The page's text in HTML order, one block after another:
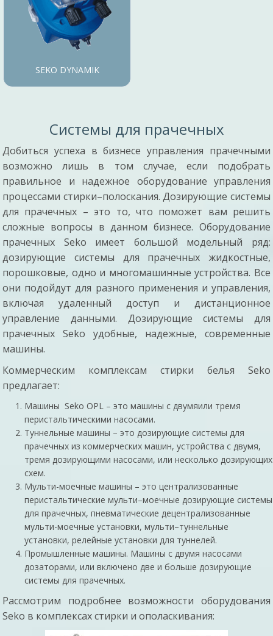
SEKO DYNAMIK
Системы для прачечных
Добиться успеха в бизнесе управления прачечными
возможно лишь в том случае, если подобрать
правильное и надежное оборудование управления
процессами стирки–полоскания. Дозирующие системы
для прачечных – это то, что поможет вам решить
сложные вопросы в данном бизнесе. Оборудование
прачечных Seko имеет большой модельный ряд:
дозирующие системы для прачечных жидкостные,
порошковые, одно и многомашинные устройства. Все
они подойдут для разного применения и управления,
включая удаленный доступ и дистанционное
управление данными. Дозирующие системы для
прачечных Seko удобные, надежные, современные
машины.
Коммерческим комплексам стирки белья Seko
предлагает:
Машины Seko OPL – это машины с двумяили тремя
перистальтическими насосами.
Туннельные машины – это дозирующие системы для
прачечных из коммерческих машин, устройства с двумя,
тремя дозирующими насосами, или несколько дозирующих
схем.
Мульти-моечные машины – это централизованные
перистальтические мульти–моечные дозирующие системы
для прачечных, пневматические децентрализованные
мульти-моечные установки, мульти–туннельные
установки, релейные установки для туннелей.
Промышленные машины. Машины с двумя насосами
дозаторами, или включено две и больше дозирующие
системы для прачечных.
Рассмотрим подробнее возможности оборудования
Seko в комплексах стирки и ополаскивания: